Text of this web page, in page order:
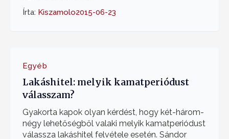
Írta: Kiszamolo2015-06-23
Egyéb
Lakáshitel: melyik kamatperiódust
válasszam?
Gyakorta kapok olyan kérdést, hogy két-három-
négy lehetőségből valaki melyik kamatperiódust
válassza lakáshitel felvétele esetén. Sándor